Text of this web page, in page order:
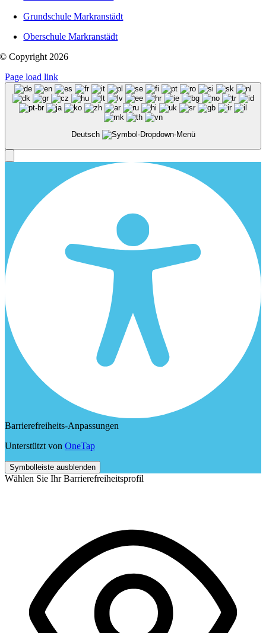
Grundschule Markranstädt
Oberschule Markranstädt
© Copyright 2026
Page load link
Deutsch
Barrierefreiheits-Anpassungen
Unterstützt von OneTap
Symbolleiste ausblenden
Wählen Sie Ihr Barrierefreiheitsprofil